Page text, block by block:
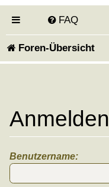
FAQ
Foren-Übersicht
Anmelden
Benutzername: